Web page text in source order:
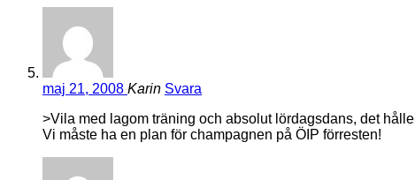
maj 21, 2008 Karin Svara
>Vila med lagom träning och absolut lördagsdans, det
Vi måste ha en plan för champagnen på ÖIP förresten!